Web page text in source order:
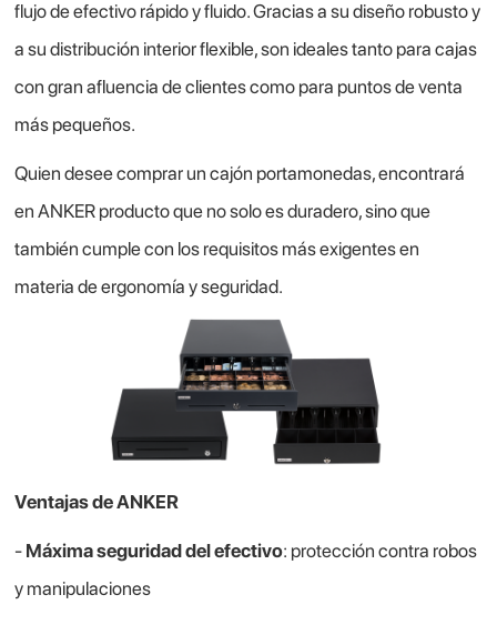
flujo de efectivo rápido y fluido. Gracias a su diseño robusto y
a su distribución interior flexible, son ideales tanto para cajas
con gran afluencia de clientes como para puntos de venta
más pequeños.
Quien desee comprar un cajón portamonedas, encontrará
en ANKER producto que no solo es duradero, sino que
también cumple con los requisitos más exigentes en
materia de ergonomía y seguridad.
Ventajas de ANKER
- Máxima seguridad del efectivo: protección contra robos
y manipulaciones